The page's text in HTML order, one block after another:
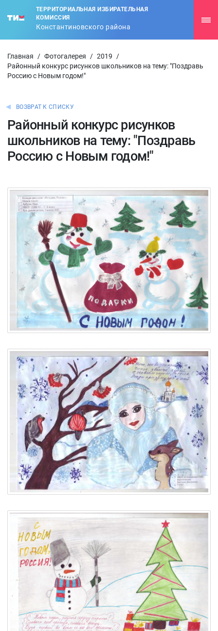
ТЕРРИТОРИАЛЬНАЯ ИЗБИРАТЕЛЬНАЯ
КОМИССИЯ
Константиновского района
Главная / Фотогалерея / 2019
/
Районный конкурс рисунков школьников на тему: "Поздравь
Россию с Новым годом!"
ВОЗВРАТ К СПИСКУ
Районный конкурс рисунков
школьников на тему: "Поздравь
Россию с Новым годом!"